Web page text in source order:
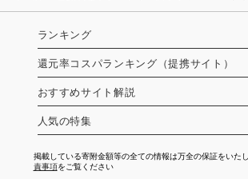
ランキング
還元率コスパランキング（提携サイト）
おすすめサイト解説
人気の特集
掲載している寄附金額等の全ての情報は万全の保証をいた
責事項をご覧ください